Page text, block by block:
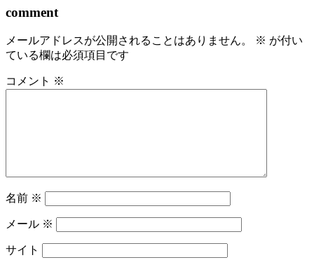
comment
メールアドレスが公開されることはありません。 ※ が付い
ている欄は必須項目です
コメント ※
名前 ※
メール ※
サイト